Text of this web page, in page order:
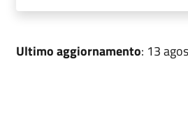
Ultimo aggiornamento: 13